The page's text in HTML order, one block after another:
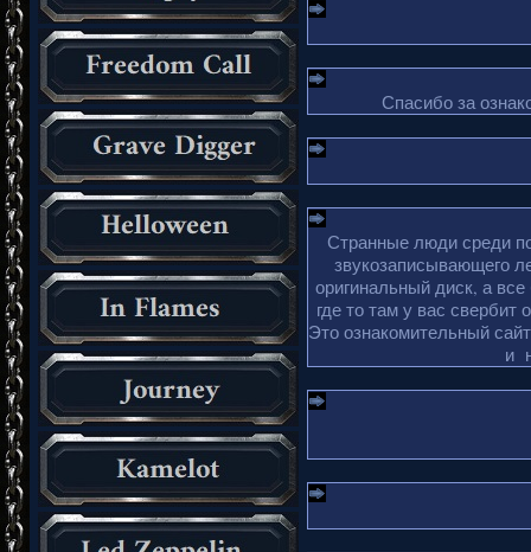
Спасибо за
Странные люди среди
звукозаписывающего
оригинальный диск, а
где то там у вас свербит
Это ознакомительный
и